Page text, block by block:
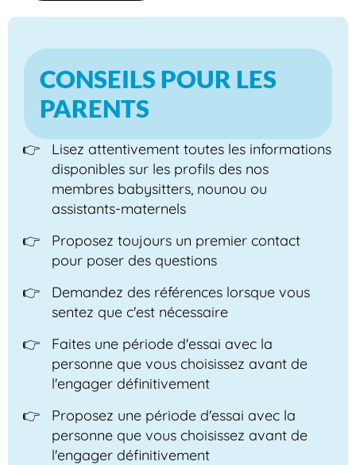
CONSEILS POUR LES
PARENTS
Lisez attentivement toutes les informations
disponibles sur les profils des nos
membres babysitters, nounou ou
assistants-maternels
Proposez toujours un premier contact
pour poser des questions
Demandez des références lorsque vous
sentez que c'est nécessaire
Faites une période d'essai avec la
personne que vous choisissez avant de
l'engager définitivement
Proposez une période d'essai avec la
personne que vous choisissez avant de
l'engager définitivement